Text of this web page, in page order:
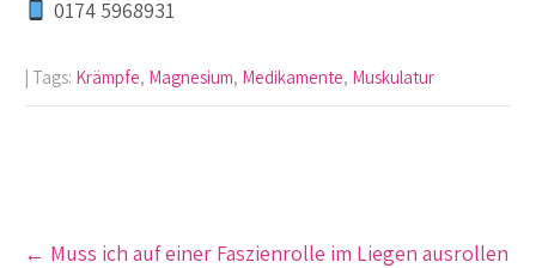
0174 5968931
| Tags: Krämpfe, Magnesium, Medikamente, Muskulatur
Post
← Muss ich auf einer Faszienrolle im Liegen ausrollen